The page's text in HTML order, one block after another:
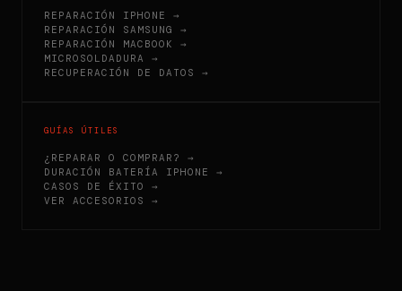
REPARACIÓN IPHONE →
REPARACIÓN SAMSUNG →
REPARACIÓN MACBOOK →
MICROSOLDADURA →
RECUPERACIÓN DE DATOS →
GUÍAS ÚTILES
¿REPARAR O COMPRAR? →
DURACIÓN BATERÍA IPHONE →
CASOS DE ÉXITO →
VER ACCESORIOS →